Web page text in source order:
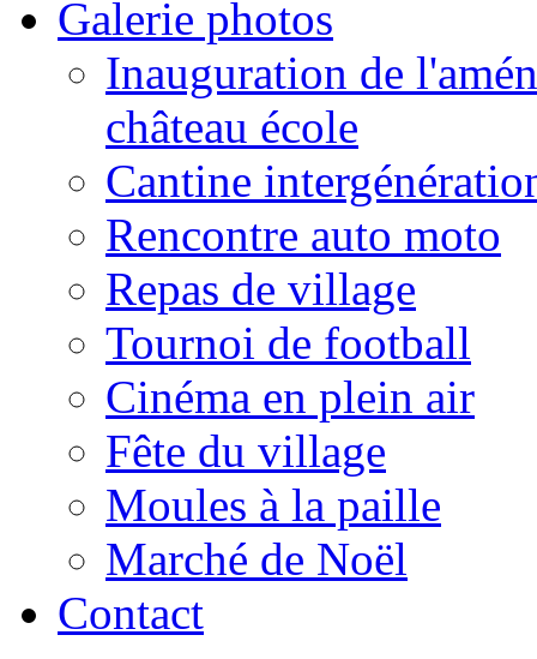
Galerie photos
Inauguration de
château école
Cantine
Rencontre auto moto
Repas de village
Tournoi de football
Cinéma en plein air
Fête du village
Moules à la paille
Marché de Noël
Contact